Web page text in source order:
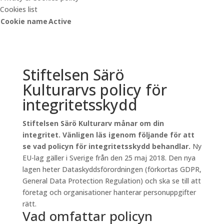
Cookies list
Cookie nameActive
Stiftelsen Särö
Kulturarvs policy för
integritetsskydd
Stiftelsen Särö Kulturarv månar om din
integritet. Vänligen läs igenom följande för att
se vad policyn för integritetsskydd behandlar. Ny
EU-lag gäller i Sverige från den 25 maj 2018. Den nya
lagen heter Dataskyddsförordningen (förkortas GDPR,
General Data Protection Regulation) och ska se till att
företag och organisationer hanterar personuppgifter
rätt.
Vad omfattar policyn